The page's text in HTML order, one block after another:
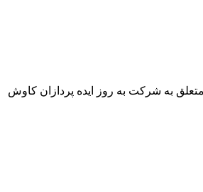
به شرکت به روز ایده پردازان کاوش